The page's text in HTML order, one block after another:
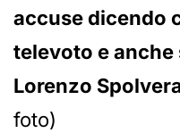
accuse dicendo
televoto e
Lorenzo
foto)